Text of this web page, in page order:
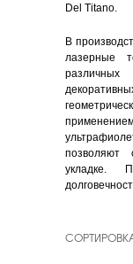
Del Titano.
В
лазерные
позволяют
укладке.